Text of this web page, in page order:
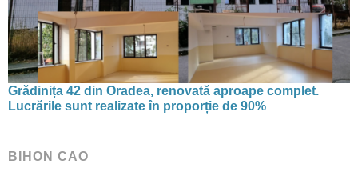
Grădinița 42 din Oradea, renovată aproape complet.
Lucrările sunt realizate în proporție de 90%
BIHON CAO